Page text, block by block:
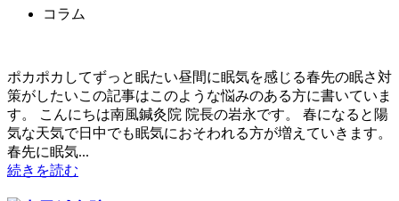
コラム
ポカポカしてずっと眠たい昼間に眠気を感じる春先の眠さ対
策がしたいこの記事はこのような悩みのある方に書いていま
す。 こんにちは南風鍼灸院 院長の岩永です。 春になると陽
気な天気で日中でも眠気におそわれる方が増えていきます。
春先に眠気...
続きを読む